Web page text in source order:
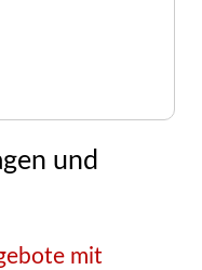
und
mit